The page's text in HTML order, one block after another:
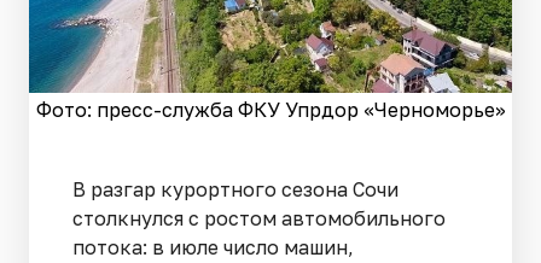
Фото: пресс-служба ФКУ Упрдор «Черноморье»
В разгар курортного сезона Сочи
столкнулся с ростом автомобильного
потока: в июле число машин,